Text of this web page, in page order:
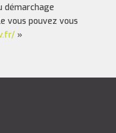
démarchage
vous pouvez vous
»